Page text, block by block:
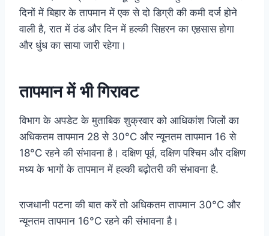
दिनों में बिहार के तापमान में एक से दो डिग्री की कमी दर्ज होने
वाली है, रात में ठंड और दिन में हल्की सिहरन का एहसास होगा
और धुंध का साया जारी रहेगा।
तापमान में भी गिरावट
विभाग के अपडेट के मुताबिक शुक्रवार को आधिकांश जिलों का
अधिकतम तापमान 28 से 30°C और न्यूनतम तापमान 16 से
18°C रहने की संभावना है। दक्षिण पूर्व, दक्षिण पश्चिम और दक्षिण
मध्य के भागों के तापमान में हल्की बढ़ोतरी की संभावना है.
राजधानी पटना की बात करें तो अधिकतम तापमान 30°C और
न्यूनतम तापमान 16°C रहने की संभावना है।